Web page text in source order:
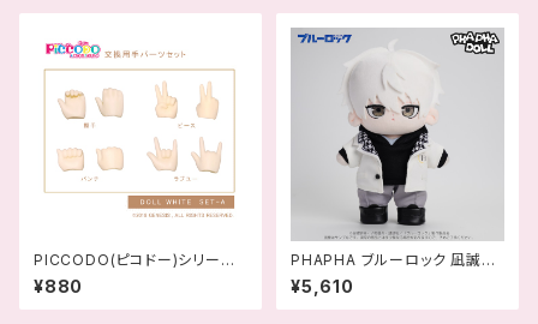
PICCODO(ピコドー)シリーズ
¥880
PHAPHA ブルーロック 凪誠士
郎 アクションドール ACTION
DOLL ‐ 458956581885
6
¥5,610